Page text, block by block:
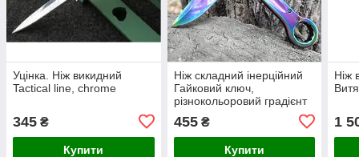
Уцінка. Ніж викидний
Tactical line, chrome
345 ₴
Купити
Ніж складний інерційний
Гайковий ключ,
різнокольоровий градієнт
455₴
Купити
Ніж
1